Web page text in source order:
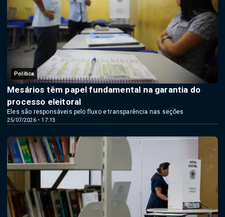
Política
25/07/2026 • 17:13
Mesários têm papel fundamental na garantia do
processo eleitoral
Eles são responsáveis pelo fluxo e transparência nas seções